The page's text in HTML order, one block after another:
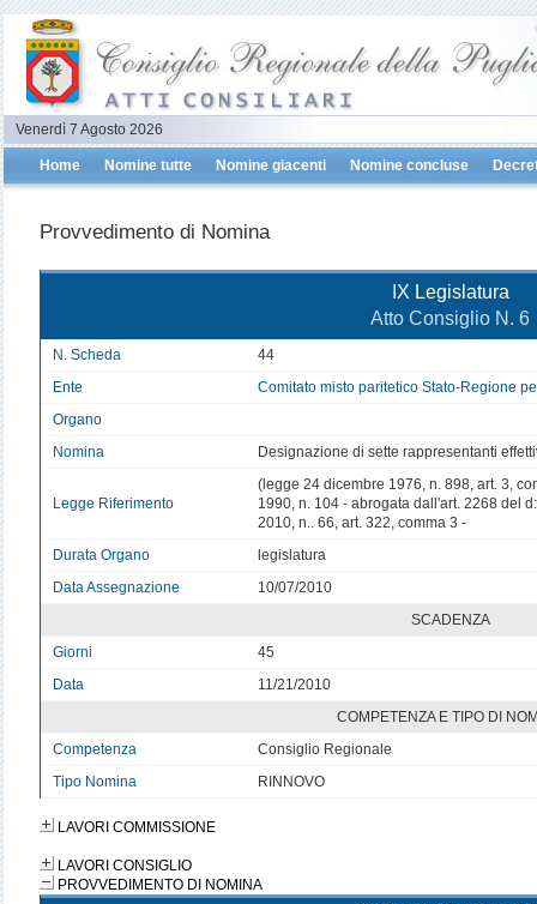
Venerdì 7 Agosto 2026
Home Nomine tutte Nomine giacenti Nomine concluse
Provvedimento di Nomina
IX Legislatura
Atto Consiglio N. 6
N. Scheda
44
Ente
Comitato misto paritetico Stato-Regione
Organo
Nomina
Designazione di sette rappresentanti
Legge Riferimento
(legge 24 dicembre 1976, n. 898, art. 3,
1990, n. 104 - abrogata dall'art. 2268 del
2010, n.. 66, art. 322, comma 3 -
Durata Organo
legislatura
Data Assegnazione
10/07/2010
SCADENZA
Giorni
45
Data
11/21/2010
COMPETENZA E TIPO DI
Competenza
Consiglio Regionale
Tipo Nomina
RINNOVO
LAVORI COMMISSIONE
LAVORI CONSIGLIO
PROVVEDIMENTO DI NOMINA